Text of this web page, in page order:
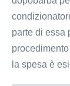
parte di essa
la spesa è